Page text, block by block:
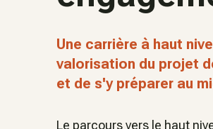
Une carrière à haut
valorisation du projet
et de s'y préparer au
Le parcours vers le haut